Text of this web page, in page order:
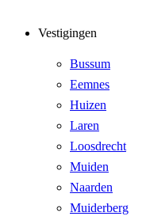
Vestigingen
Bussum
Eemnes
Huizen
Laren
Loosdrecht
Muiden
Naarden
Muiderberg